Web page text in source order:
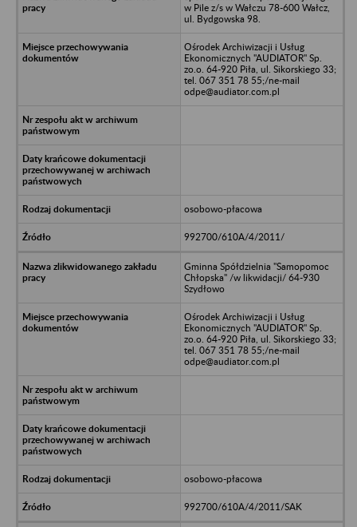
w Pile z/s w Wałczu 78-600 Wałcz,
ul. Bydgowska 98.
Ośrodek Archiwizacji i Usług
Ekonomicznych "AUDIATOR" Sp.
zo.o. 64-920 Piła, ul. Sikorskiego 33;
tel. 067 351 78 55;/ne-mail
odpe@audiator.com.pl
osobowo-płacowa
992700/610A/4/2011/
Gminna Spółdzielnia "Samopomoc
Chłopska" /w likwidacji/ 64-930
Szydłowo
Ośrodek Archiwizacji i Usług
Ekonomicznych "AUDIATOR" Sp.
zo.o. 64-920 Piła, ul. Sikorskiego 33;
tel. 067 351 78 55;/ne-mail
odpe@audiator.com.pl
osobowo-płacowa
992700/610A/4/2011/SAK